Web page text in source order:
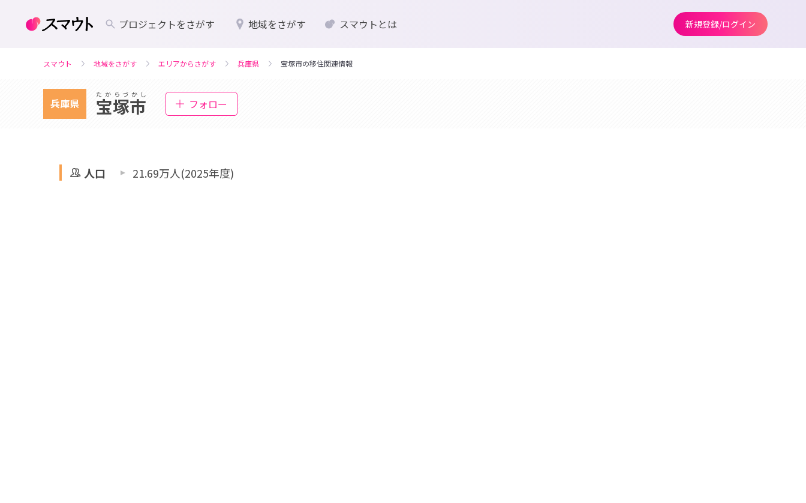
プロジェクトをさがす 地域をさがす スマウトとは 新規登録/ログイン
スマウト 地域をさがす エリアからさがす 兵庫県 宝塚市の移住関連情報
兵庫県
たからづかし
宝塚市 フォロー
人口 21.69万人(2025年度)